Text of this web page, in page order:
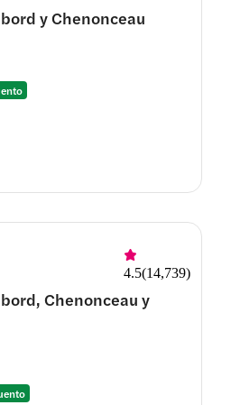
y Chenonceau
4.5(14,739)
Chenonceau y